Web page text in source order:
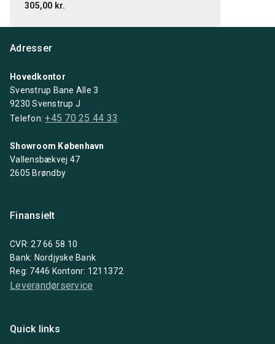
305,00 kr.
Adresser
Hovedkontor
Svenstrup Bane Alle 3
9230 Svenstrup J
Telefon:+45 70 25 44 33
Showroom København
Vallensbækvej 47
2605 Brøndby
Finansielt
CVR: 27 66 58 10
Bank: Nordjyske Bank
Reg: 7446 Kontonr: 1211372
Leverandørservice
Quick links